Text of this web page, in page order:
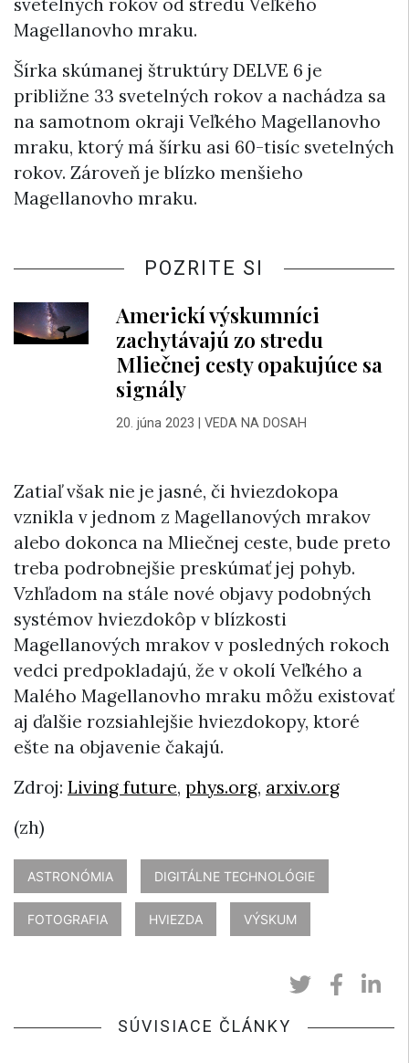
Magellanovho mraku.
Šírka skúmanej štruktúry DELVE 6 je
približne 33 svetelných rokov a nachádza sa
na samotnom okraji Veľkého Magellanovho
mraku, ktorý má šírku asi 60-tisíc svetelných
rokov. Zároveň je blízko menšieho
Magellanovho mraku.
POZRITE SI
Americkí výskumníci
zachytávajú zo stredu
Mliečnej cesty opakujúce sa
signály
20. júna 2023 VEDA NA DOSAH
Zatiaľ však nie je jasné, či hviezdokopa
vznikla v jednom z Magellanových mrakov
alebo dokonca na Mliečnej ceste, bude preto
treba podrobnejšie preskúmať jej pohyb.
Vzhľadom na stále nové objavy podobných
systémov hviezdokôp v blízkosti
Magellanových mrakov v posledných rokoch
vedci predpokladajú, že v okolí Veľkého a
Malého Magellanovho mraku môžu existovať
aj ďalšie rozsiahlejšie hviezdokopy, ktoré
ešte na objavenie čakajú.
Zdroj: Living future, phys.org, arxiv.org
(zh)
ASTRONÓMIA DIGITÁLNE TECHNOLÓGIE
FOTOGRAFIA HVIEZDA VÝSKUM
SÚVISIACE ČLÁNKY